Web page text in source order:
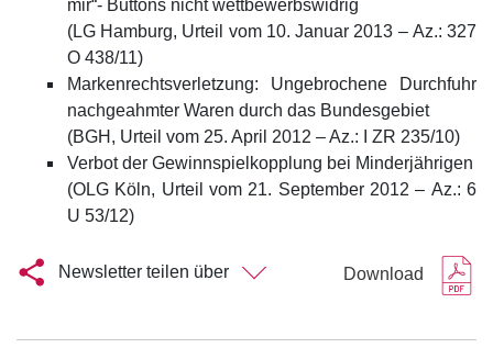
mir“- Buttons nicht wettbewerbswidrig
(LG Hamburg, Urteil vom 10. Januar 2013 – Az.: 327
O 438/11)
Markenrechtsverletzung: Ungebrochene Durchfuhr
nachgeahmter Waren durch das Bundesgebiet
(BGH, Urteil vom 25. April 2012 – Az.: I ZR 235/10)
Verbot der Gewinnspielkopplung bei Minderjährigen
(OLG Köln, Urteil vom 21. September 2012 – Az.: 6
U 53/12)
Newsletter teilen über Download